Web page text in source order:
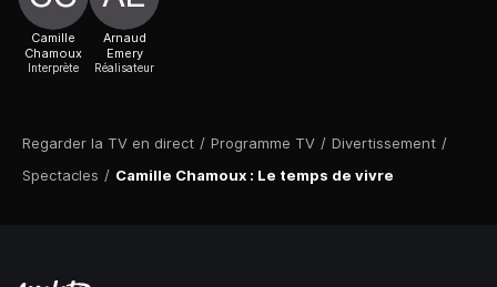
Regarder la TV en direct / Programme TV / Divertissement /
Spectacles / Camille Chamoux : Le temps de vivre
Camille
Chamoux
Interprète
Arnaud
Emery
Réalisateur